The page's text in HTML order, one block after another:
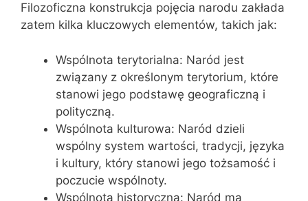
Filozoficzna konstrukcja pojęcia narodu zakłada
zatem kilka kluczowych elementów, takich jak:
Wspólnota terytorialna: Naród jest
związany z określonym terytorium, które
stanowi jego podstawę geograficzną i
polityczną.
Wspólnota kulturowa: Naród dzieli
wspólny system wartości, tradycji, języka
i kultury, który stanowi jego tożsamość i
poczucie wspólnoty.
Wspólnota historyczna: Naród ma